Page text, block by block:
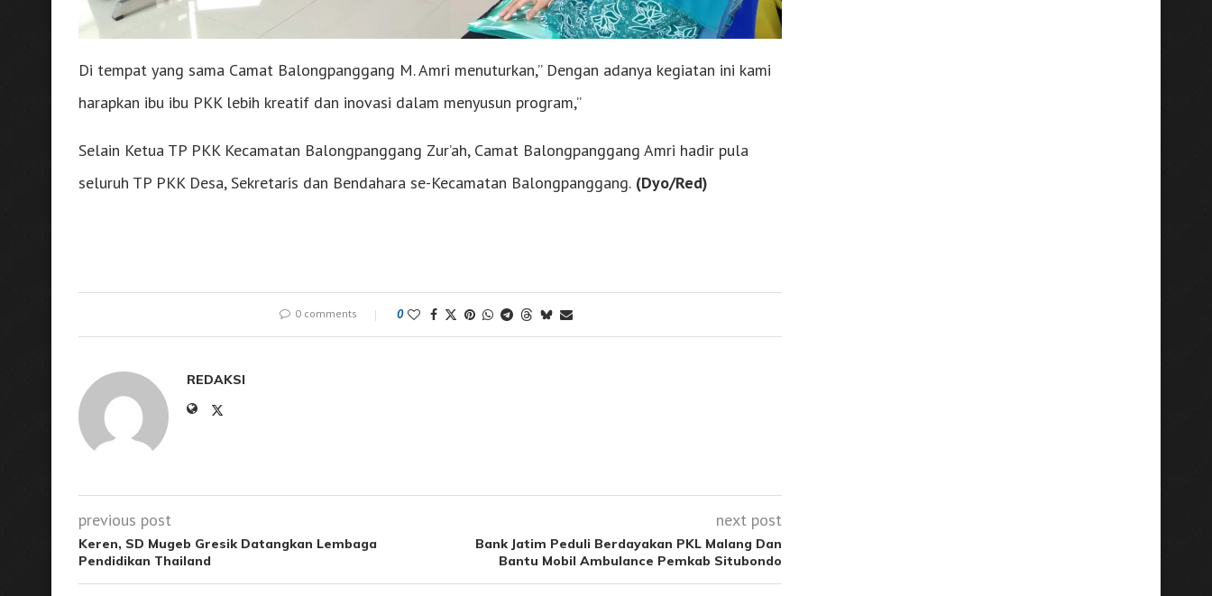
Di tempat yang sama Camat Balongpanggang M. Amri menuturkan,” Dengan adanya kegiatan ini kami
harapkan ibu ibu PKK lebih kreatif dan inovasi dalam menyusun program,”
Selain Ketua TP PKK Kecamatan Balongpanggang Zur’ah, Camat Balongpanggang Amri hadir pula
seluruh TP PKK Desa, Sekretaris dan Bendahara se-Kecamatan Balongpanggang. (Dyo/Red)
0 comments 0
REDAKSI
previous post
Keren, SD Mugeb Gresik Datangkan Lembaga
Pendidikan Thailand
next post
Bank Jatim Peduli Berdayakan PKL Malang Dan
Bantu Mobil Ambulance Pemkab Situbondo